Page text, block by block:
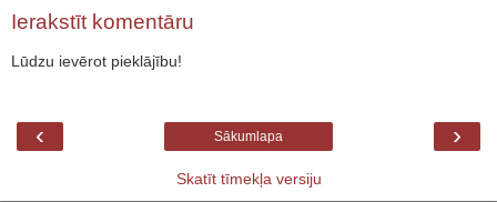
Ierakstīt komentāru
Lūdzu ievērot pieklājību!
‹ ›
Sākumlapa
Skatīt tīmekļa versiju